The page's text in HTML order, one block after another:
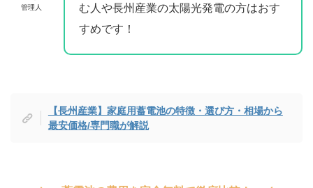
管理人
む人や長州産業の太陽光発電の方はおす
すめです！
【長州産業】家庭用蓄電池の特徴・選び方・相場から
最安価格/専門職が解説